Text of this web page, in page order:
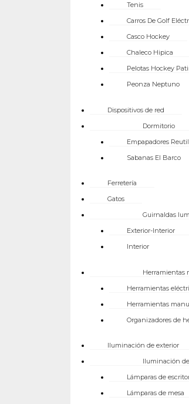
Tenis
Carros De Golf
Casco Hockey
Chaleco Hipica
Pelotas Hockey
Peonza Neptuno
Dispositivos de red
Dormitorio
Empapadores
Sabanas El Barco
Ferretería
Gatos
Guirnaldas
Exterior-Interior
Interior
Herramientas
Herramientas
Herramientas
Organizadores de
Iluminación de exterior
Iluminación
Lámparas de
Lámparas de mesa